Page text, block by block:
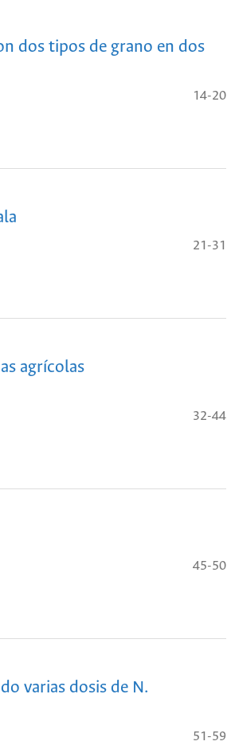
dos tipos de grano en dos
14-20
21-31
agrícolas
32-44
45-50
varias dosis de N.
51-59